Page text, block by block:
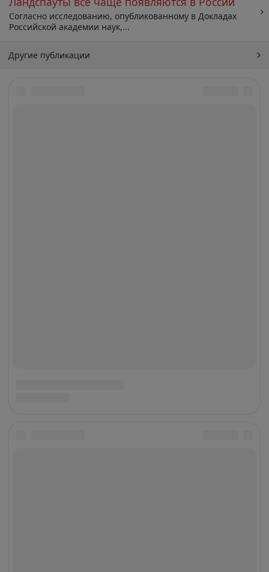
Согласно исследованию, опубликованному в Докладах
Российской академии наук,...
Другие публикации